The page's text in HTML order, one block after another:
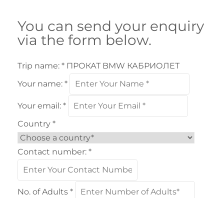
You can send your enquiry
via the form below.
Trip name: * ПРОКАТ BMW КАБРИОЛЕТ
Your name: *
Your email: *
Country *
Contact number: *
No. of Adults *